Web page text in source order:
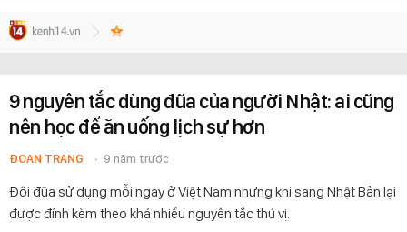
9 nguyên tắc dùng đũa của người Nhật: ai cũng
nên học để ăn uống lịch sự hơn
ĐOAN TRANG 9 năm trước
Đôi đũa sử dụng mỗi ngày ở Việt Nam nhưng khi sang Nhật Bản lại
được đính kèm theo khá nhiều nguyên tắc thú vị.